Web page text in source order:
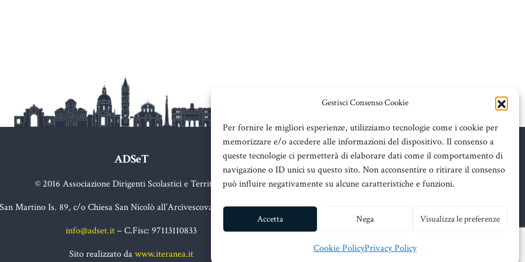
Gestisci Consenso Cookie
Per fornire le migliori esperienze, utilizziamo tecnologie come i cookie per
memorizzare e/o accedere alle informazioni del dispositivo. Il consenso a
queste tecnologie ci permetterà di elaborare dati come il comportamento di
navigazione o ID unici su questo sito. Non acconsentire o ritirare il consenso
può influire negativamente su alcune caratteristiche e funzioni.
Accetta Nega Visualizza le preferenze
Cookie PolicyPrivacy Policy
ADSeT
© 2016 Associazione Dirigenti Scolastici e Territorio
Martino Is. 89, c/o Chiesa San Nicolò all’Arcivescovado, 98123 Messina
info@adset.it– C.Fisc: 97113110833
Sito realizzato dawww.iteranea.it